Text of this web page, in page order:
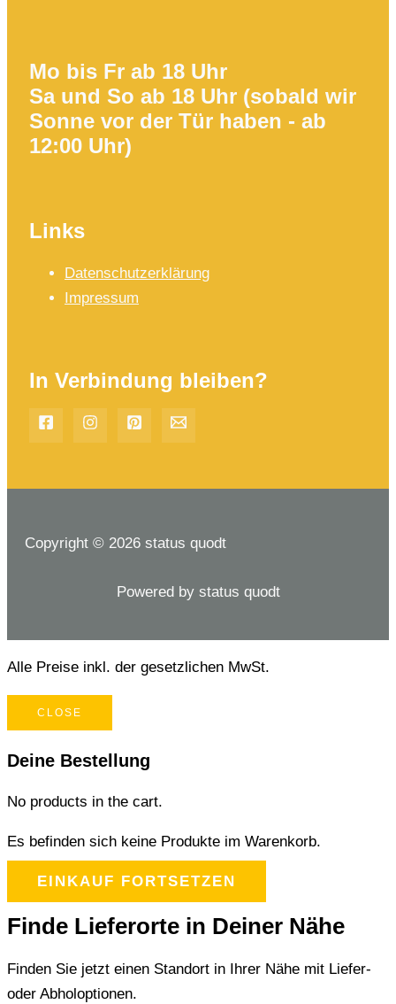
Mo bis Fr ab 18 Uhr
Sa und So ab 18 Uhr (sobald wir
Sonne vor der Tür haben - ab
12:00 Uhr)
Links
Datenschutzerklärung
Impressum
In Verbindung bleiben?
Copyright © 2026 status quodt
Powered by status quodt
Alle Preise inkl. der gesetzlichen MwSt.
CLOSE
Deine Bestellung
No products in the cart.
Es befinden sich keine Produkte im Warenkorb.
EINKAUF FORTSETZEN
Finde Lieferorte in Deiner Nähe
Finden Sie jetzt einen Standort in Ihrer Nähe mit Liefer-
oder Abholoptionen.